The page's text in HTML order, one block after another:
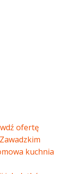
ofertę
kuchnia